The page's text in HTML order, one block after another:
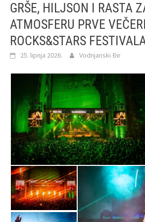
GRŠE, HILJSON I RASTA
ATMOSFERU PRVE VEČERI
ROCKS&STARS
25. lipnja 2026. Vodnjanski Đir